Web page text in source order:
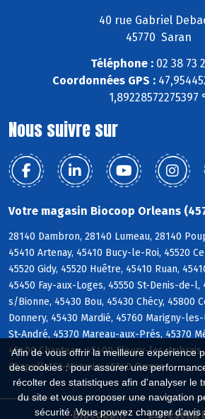
Afin de vous offrir la meilleure expérience
des cookies : pour assurer une
récolter des statistiques afin d'analyser le
du site et vous proposer une navigation
sécurité. Vous pouvez changer d'avis
40 rue Gabriel
45770 Saran
Téléphone :02 38 73
Coordonnées GPS :
1,89228572275397
Nous suivre sur
Votre magasin Biocoop Orleans
28140 Dambron, 28140 Lumeau, 28140
45410 Artenay, 45410 Bucy-le-Roi, 45520
45520 Gidy, 45520 Huêtre, 45410 Ruan,
45450 Fay-aux-Loges, 45550 St-Denis-de-l,
s/Bionne, 45430 Bou, 45430 Chécy, 45800
Donnery, 45430 Mardié, 45760 Marigny-
St-André, 45370 Mareau-aux-Prés, 45370
45400 Chanteau, 45400 Fleury-les-
Chapelle-St-Mesmin, 45140 Ormes
Biocoop.fr Le réseau